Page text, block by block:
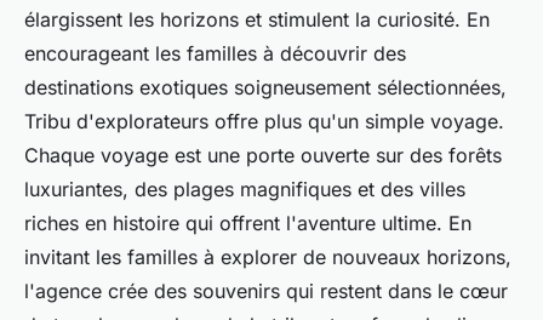
élargissent les horizons et stimulent la curiosité. En
encourageant les familles à découvrir des
destinations exotiques soigneusement sélectionnées,
Tribu d'explorateurs offre plus qu'un simple voyage.
Chaque voyage est une porte ouverte sur des forêts
luxuriantes, des plages magnifiques et des villes
riches en histoire qui offrent l'aventure ultime. En
invitant les familles à explorer de nouveaux horizons,
l'agence crée des souvenirs qui restent dans le cœur